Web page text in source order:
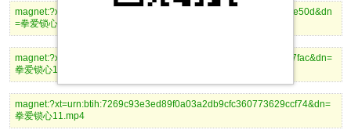
magnet:?xt=urn:btih:930ec2978e4c1cc4d02d8286df72b4e35b85e50d&dn
=拳爱锁心13特别篇.mp4
magnet:?xt=urn:btih:da14dc533d31de3355f91e377df7843435c27fac&dn=
拳爱锁心12.mp4
magnet:?xt=urn:btih:7269c93e3ed89f0a03a2db9cfc360773629ccf74&dn=
拳爱锁心11.mp4